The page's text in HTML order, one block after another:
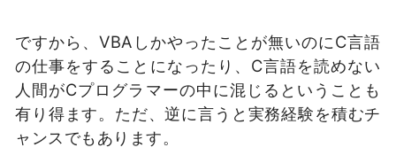
ですから、VBAしかやったことが無いのにC言語
の仕事をすることになったり、C言語を読めない
人間がCプログラマーの中に混じるということも
有り得ます。ただ、逆に言うと実務経験を積むチ
ャンスでもあります。